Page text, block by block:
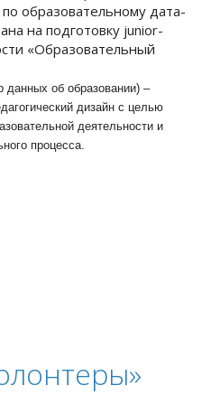
образовательному дата-
на подготовку junior-
«Образовательный
данных об образовании) –
дизайн с целью
деятельности и
процесса.